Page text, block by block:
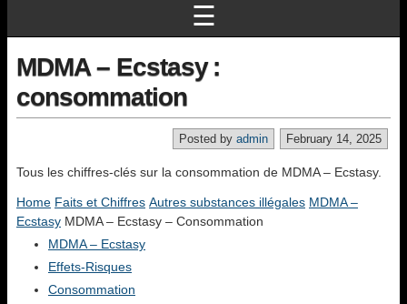
☰
MDMA – Ecstasy :
consommation
February 14, 2025
Posted by admin
Tous les chiffres-clés sur la consommation de MDMA – Ecstasy.
Home Faits et Chiffres Autres substances illégales MDMA –
Ecstasy MDMA – Ecstasy – Consommation
MDMA – Ecstasy
Effets-Risques
Consommation